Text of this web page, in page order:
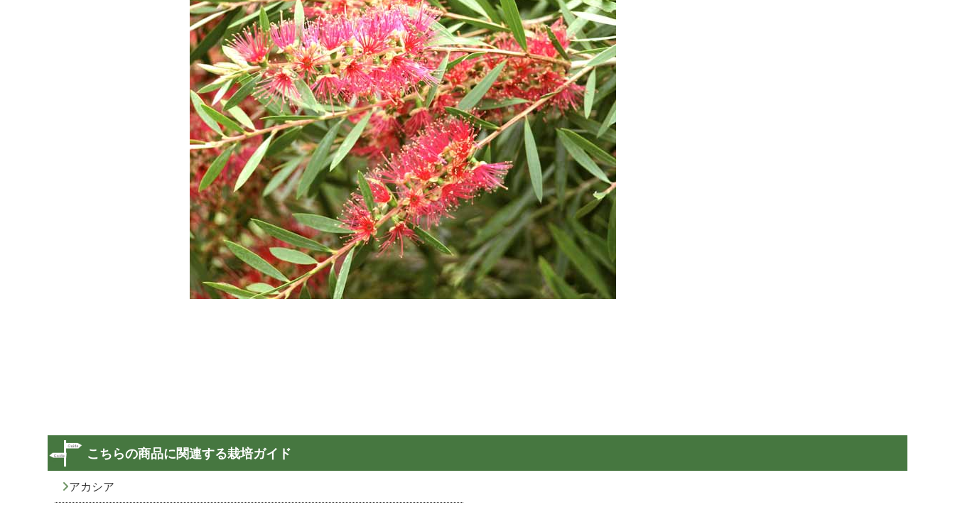
こちらの商品に関連する栽培ガイド
アカシア